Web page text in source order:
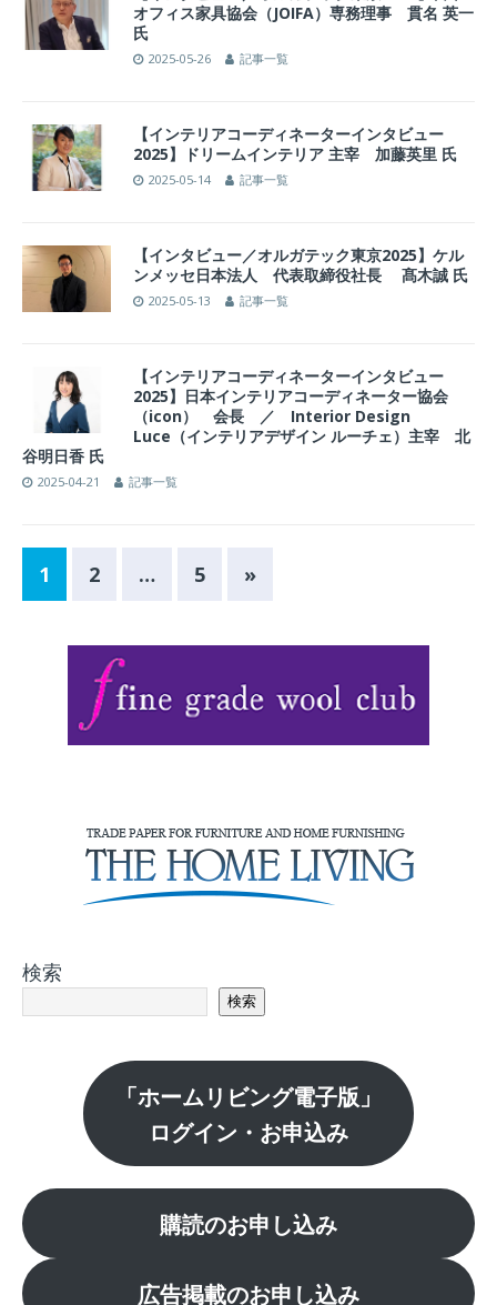
オフィス家具協会（JOIFA）専務理事 貫名 英一
氏
2025-05-26 記事一覧
【インテリアコーディネーターインタビュー
2025】ドリームインテリア 主宰 加藤英里 氏
2025-05-14 記事一覧
【インタビュー／オルガテック東京2025】ケル
ンメッセ日本法人 代表取締役社長 髙木誠 氏
2025-05-13 記事一覧
【インテリアコーディネーターインタビュー
2025】日本インテリアコーディネーター協会
（icon） 会長 ／ Interior Design
Luce（インテリアデザイン ルーチェ）主宰 北
谷明日香 氏
2025-04-21 記事一覧
1 2 … 5 »
検索
検索
「ホームリビング電子版」
ログイン・お申込み
購読のお申し込み
広告掲載のお申し込み